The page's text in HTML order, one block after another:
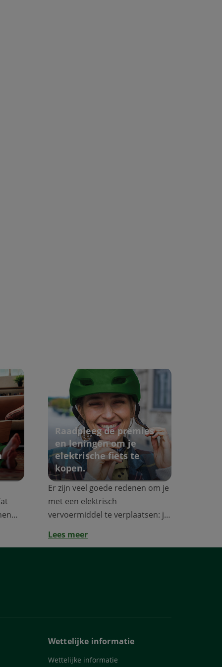
Raadpleeg de premies
en leningen om je
elektrische fiets te
kopen.
Er zijn veel goede redenen om je
met een elektrisch
vervoermiddel te verplaatsen: je
Lees meer
Wettelijke informatie
Wettelijke informatie